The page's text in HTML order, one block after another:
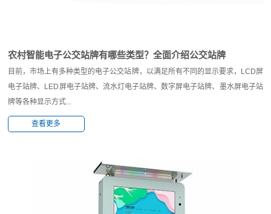
农村智能电子公交站牌有哪些类型？全面介绍公交站牌
目前，市场上有多种类型的电子公交站牌，以满足所有不同的显示要求，LCD屏
电子站牌、LED屏电子站牌、流水灯电子站牌、数字屏电子站牌、墨水屏电子站
牌等各种显示方式...
查看更多